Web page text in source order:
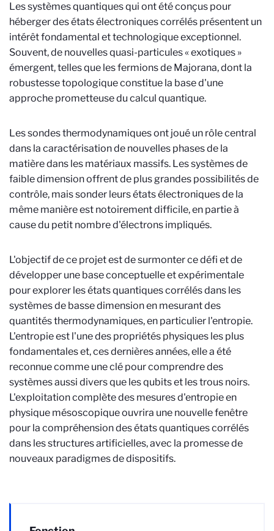
Les systèmes quantiques qui ont été conçus pour
héberger des états électroniques corrélés présentent un
intérêt fondamental et technologique exceptionnel.
Souvent, de nouvelles quasi-particules « exotiques »
émergent, telles que les fermions de Majorana, dont la
robustesse topologique constitue la base d'une
approche prometteuse du calcul quantique.
Les sondes thermodynamiques ont joué un rôle central
dans la caractérisation de nouvelles phases de la
matière dans les matériaux massifs. Les systèmes de
faible dimension offrent de plus grandes possibilités de
contrôle, mais sonder leurs états électroniques de la
même manière est notoirement difficile, en partie à
cause du petit nombre d'électrons impliqués.
L'objectif de ce projet est de surmonter ce défi et de
développer une base conceptuelle et expérimentale
pour explorer les états quantiques corrélés dans les
systèmes de basse dimension en mesurant des
quantités thermodynamiques, en particulier l'entropie.
L'entropie est l'une des propriétés physiques les plus
fondamentales et, ces dernières années, elle a été
reconnue comme une clé pour comprendre des
systèmes aussi divers que les qubits et les trous noirs.
L'exploitation complète des mesures d'entropie en
physique mésoscopique ouvrira une nouvelle fenêtre
pour la compréhension des états quantiques corrélés
dans les structures artificielles, avec la promesse de
nouveaux paradigmes de dispositifs.